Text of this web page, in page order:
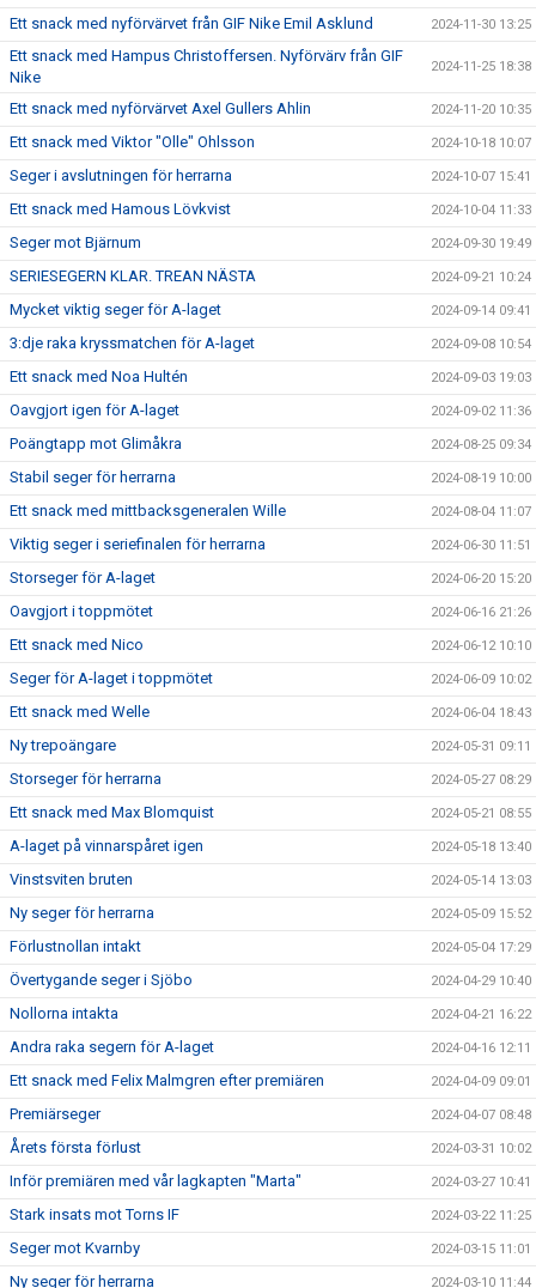
Ett snack med nyförvärvet från GIF Nike Emil Asklund 2024-11-30 13:25
Ett snack med Hampus Christoffersen. Nyförvärv från GIF
Nike
2024-11-25 18:38
Ett snack med nyförvärvet Axel Gullers Ahlin 2024-11-20 10:35
Ett snack med Viktor "Olle" Ohlsson 2024-10-18 10:07
Seger i avslutningen för herrarna 2024-10-07 15:41
Ett snack med Hamous Lövkvist 2024-10-04 11:33
Seger mot Bjärnum 2024-09-30 19:49
SERIESEGERN KLAR. TREAN NÄSTA 2024-09-21 10:24
Mycket viktig seger för A-laget 2024-09-14 09:41
3:dje raka kryssmatchen för A-laget 2024-09-08 10:54
Ett snack med Noa Hultén 2024-09-03 19:03
Oavgjort igen för A-laget 2024-09-02 11:36
Poängtapp mot Glimåkra 2024-08-25 09:34
Stabil seger för herrarna 2024-08-19 10:00
Ett snack med mittbacksgeneralen Wille 2024-08-04 11:07
Viktig seger i seriefinalen för herrarna 2024-06-30 11:51
Storseger för A-laget 2024-06-20 15:20
Oavgjort i toppmötet 2024-06-16 21:26
Ett snack med Nico 2024-06-12 10:10
Seger för A-laget i toppmötet 2024-06-09 10:02
Ett snack med Welle 2024-06-04 18:43
Ny trepoängare 2024-05-31 09:11
Storseger för herrarna 2024-05-27 08:29
Ett snack med Max Blomquist 2024-05-21 08:55
A-laget på vinnarspåret igen 2024-05-18 13:40
Vinstsviten bruten 2024-05-14 13:03
Ny seger för herrarna 2024-05-09 15:52
Förlustnollan intakt 2024-05-04 17:29
Övertygande seger i Sjöbo 2024-04-29 10:40
Nollorna intakta 2024-04-21 16:22
Andra raka segern för A-laget 2024-04-16 12:11
Ett snack med Felix Malmgren efter premiären 2024-04-09 09:01
Premiärseger 2024-04-07 08:48
Årets första förlust 2024-03-31 10:02
Inför premiären med vår lagkapten "Marta" 2024-03-27 10:41
Stark insats mot Torns IF 2024-03-22 11:25
Seger mot Kvarnby 2024-03-15 11:01
Ny seger för herrarna 2024-03-10 11:44